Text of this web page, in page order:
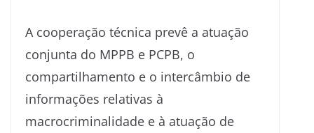
A cooperação técnica prevê a atuação
conjunta do MPPB e PCPB, o
compartilhamento e o intercâmbio de
informações relativas à
macrocriminalidade e à atuação de